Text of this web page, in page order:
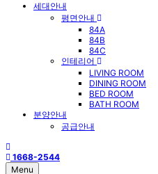
세대안내
평면안내
84A
84B
84C
인테리어
LIVING ROOM
DINING ROOM
BED ROOM
BATH ROOM
분양안내
공급안내
1668-2544
Menu